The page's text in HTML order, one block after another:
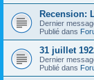
Recension:
Dernier
Publié dans
31 juillet
Dernier
Publié dans